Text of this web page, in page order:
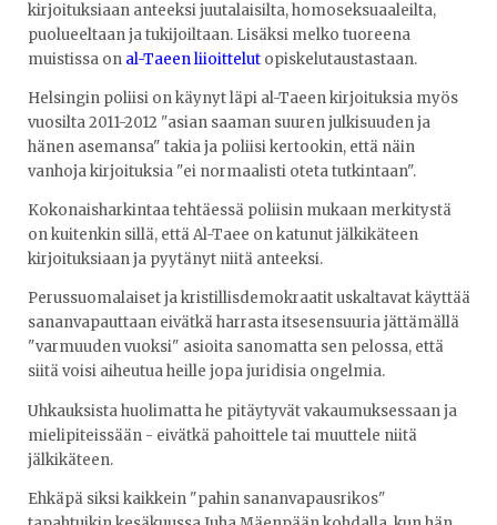
kirjoituksiaan anteeksi juutalaisilta, homo­seksuaaleilta,
puolueeltaan ja tukijoiltaan. Lisäksi melko tuoreena
muistissa on al-Taeen liioittelut opiskelutaustastaan.
Helsingin poliisi on käynyt läpi al-Taeen kirjoituksia myös
vuosilta 2011-2012 "asian saaman suuren julkisuuden ja
hänen asemansa" takia ja poliisi kertookin, että näin
vanhoja kirjoituksia "ei normaalisti oteta tutkintaan".
Kokonaisharkintaa tehtäessä poliisin mukaan merkitystä
on kuitenkin sillä, että Al-Taee on katunut jälkikäteen
kirjoituksiaan ja pyytänyt niitä anteeksi.
Perussuomalaiset ja kristillisdemokraatit uskaltavat käyttää
sananvapauttaan eivätkä harrasta itsesensuuria jättämällä
"varmuuden vuoksi" asioita sanomatta sen pelossa, että
siitä voisi aiheutua heille jopa juridisia ongelmia.
Uhkauksista huolimatta he pitäytyvät vakaumuksessaan ja
mielipiteissään - eivätkä pahoittele tai muuttele niitä
jälkikäteen.
Ehkäpä siksi kaikkein "pahin sananvapausrikos"